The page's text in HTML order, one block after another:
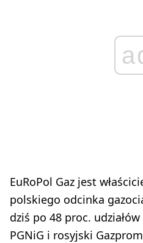
EuRoPol Gaz jest
polskiego odcinka
dziś po 48 proc.
PGNiG i rosyjski